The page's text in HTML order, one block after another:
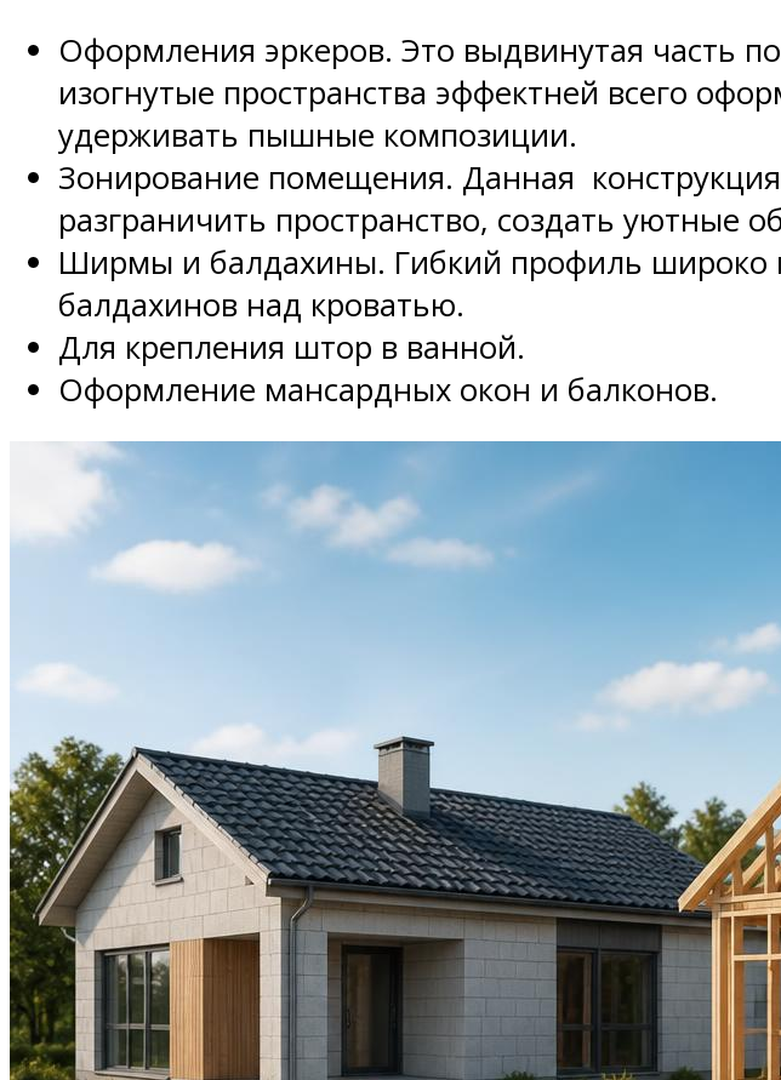
Оформления эркеров. Это выдвинутая часть
изогнутые пространства эффектней всего
удерживать пышные композиции.
Зонирование помещения. Данная
разграничить пространство, создать уютные
Ширмы и балдахины. Гибкий профиль широко
балдахинов над кроватью.
Для крепления штор в ванной.
Оформление мансардных окон и балконов.